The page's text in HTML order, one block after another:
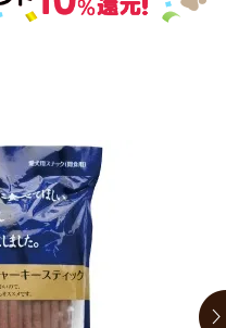
服・おさんぽ用品
シニアサポート